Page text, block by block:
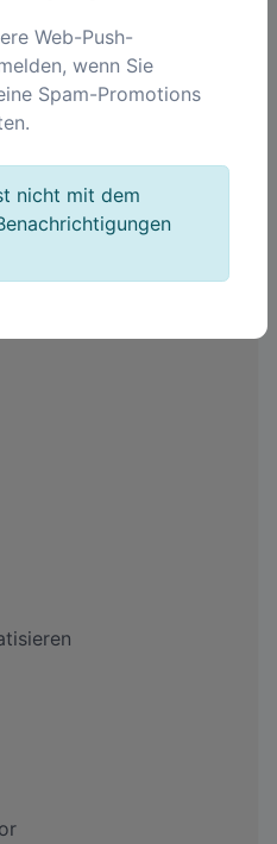
Web-Push-
wenn Sie
Spam-Promotions
nicht mit dem